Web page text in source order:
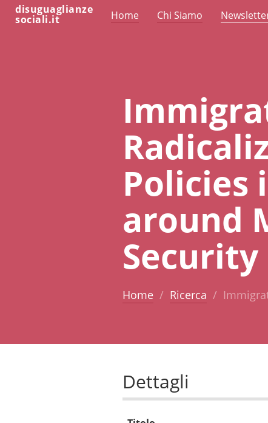
disuguaglianze
sociali.it Home Chi Siamo
Policies
around
Security
Home Ricerca
Dettagli